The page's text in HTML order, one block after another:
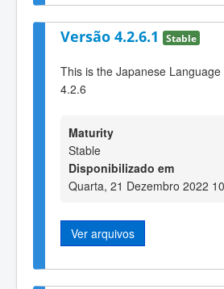
Versão 4.2.6.1 Stable
This is the Japanese
4.2.6
Maturity
Stable
Disponibilizado em
Quarta, 21 Dezembro 2022
Ver arquivos